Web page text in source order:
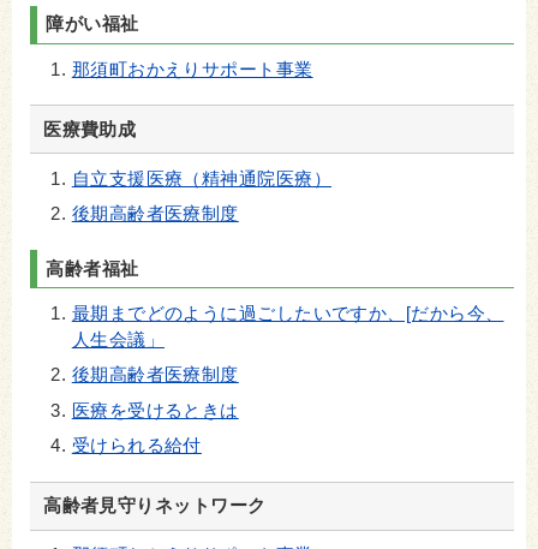
障がい福祉
那須町おかえりサポート事業
医療費助成
自立支援医療（精神通院医療）
後期高齢者医療制度
高齢者福祉
最期までどのように過ごしたいですか、[だから今、
人生会議」
後期高齢者医療制度
医療を受けるときは
受けられる給付
高齢者見守りネットワーク